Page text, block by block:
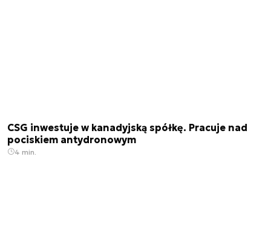
CSG inwestuje w kanadyjską spółkę. Pracuje nad
pociskiem antydronowym
4 min.